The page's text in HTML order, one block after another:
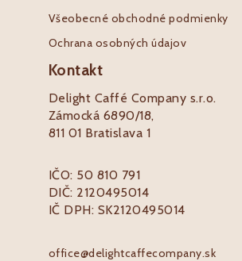
Všeobecné obchodné podmienky
Ochrana osobných údajov
Kontakt
Delight Caffé Company s.r.o.
Zámocká 6890/18,
811 01 Bratislava 1
IČO: 50 810 791
DIČ: 2120495014
IČ DPH: SK2120495014
office@delightcaffecompany.sk